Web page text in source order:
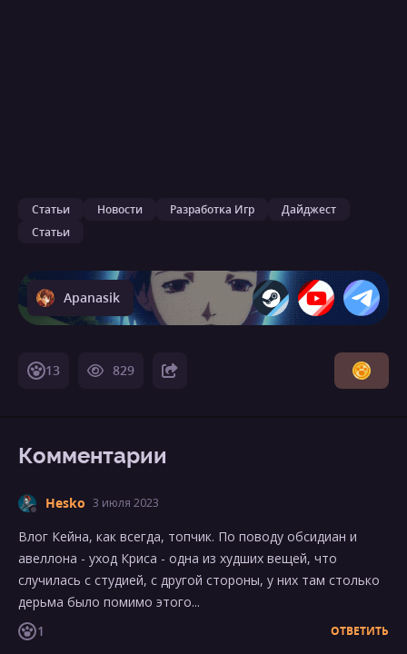
Статьи Новости Разработка Игр
Дайджест
Статьи
Apanasik
13 829
Комментарии
Hesko 3 июля 2023
Влог Кейна, как всегда, топчик. По поводу обсидиан и
авеллона - уход Криса - одна из худших вещей, что
случилась с студией, с другой стороны, у них там столько
дерьма было помимо этого...
1
ОТВЕТИТЬ